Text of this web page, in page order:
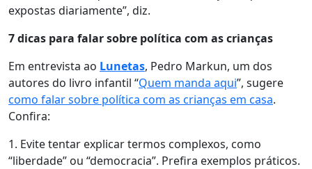
expostas diariamente”, diz.
7 dicas para falar sobre política com as crianças
Em entrevista ao Lunetas, Pedro Markun, um dos
autores do livro infantil “Quem manda aqui”, sugere
como falar sobre política com as crianças em casa.
Confira:
1. Evite tentar explicar termos complexos, como
“liberdade” ou “democracia”. Prefira exemplos práticos.